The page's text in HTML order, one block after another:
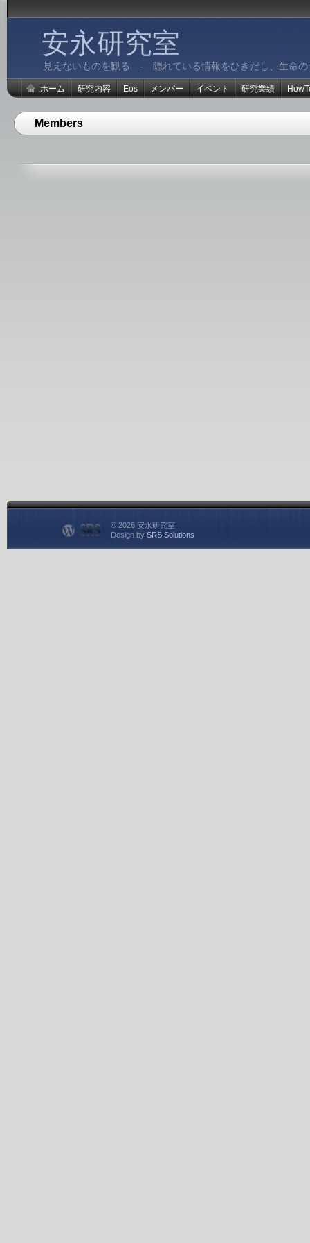
安永研究室
見えないものを観る - 隠れている情報をひきだし、生命の
ホーム 研究内容 Eos メンバー イベント 研究業績
Members
© 2026 安永研究室
Design by SRS Solutions